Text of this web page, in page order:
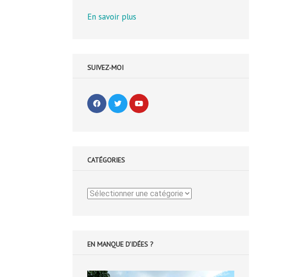
En savoir plus
SUIVEZ-MOI
CATÉGORIES
Catégories
EN MANQUE D'IDÉES ?